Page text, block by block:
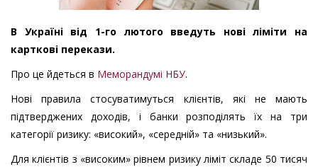
В Україні від 1-го лютого введуть нові ліміти на
карткові перекази.
Про це йдеться в Меморандумі НБУ.
Нові правила стосуватимуться клієнтів, які не мають
підтверджених доходів, і банки розподілять їх на три
категорії ризику: «високий», «середній» та «низький».
Для клієнтів з «високим» рівнем ризику ліміт складе 50 тисяч